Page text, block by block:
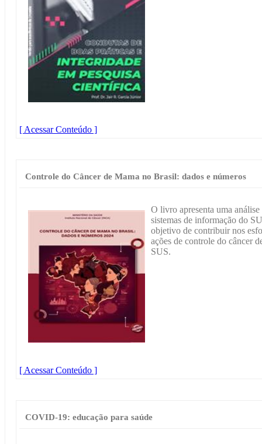
[ Acessar Conteúdo ]
Controle do Câncer de Mama no Brasil: dados e números
O livro apresenta uma
sistemas de informação do
objetivo de contribuir nos
ações de controle do câncer
SUS.
[ Acessar Conteúdo ]
COVID-19: educação para saúde